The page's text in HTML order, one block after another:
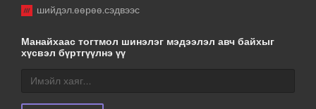
шийдэл.өөрөө.сэдвээс
Манайхаас тогтмол шинэлэг мэдээлэл авч байхыг
хүсвэл бүртгүүлнэ үү